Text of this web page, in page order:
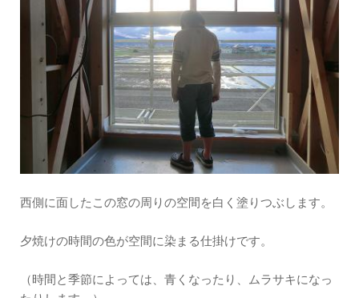
西側に面したこの窓の周りの空間を白く塗りつぶします。
夕焼けの時間の色が空間に染まる仕掛けです。
（時間と季節によっては、青くなったり、ムラサキになっ